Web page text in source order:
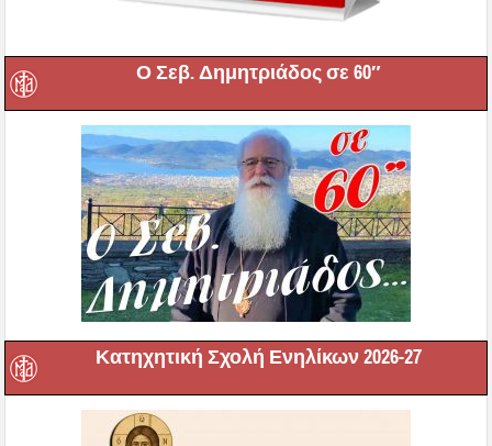
Ο Σεβ. Δημητριάδος σε 60″
Κατηχητική Σχολή Ενηλίκων 2026-27